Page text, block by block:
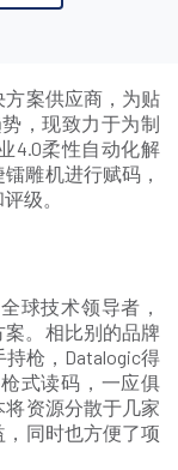
案供应商，为贴
，现致力于为制
4.0柔性自动化解
雕机进行赋码，
级。
球技术领导者，
案。相比别的品牌
枪，Datalogic得
式读码，一应俱
资源分散于几家
同时也方便了项